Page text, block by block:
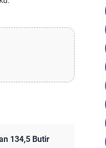
134,5 Butir